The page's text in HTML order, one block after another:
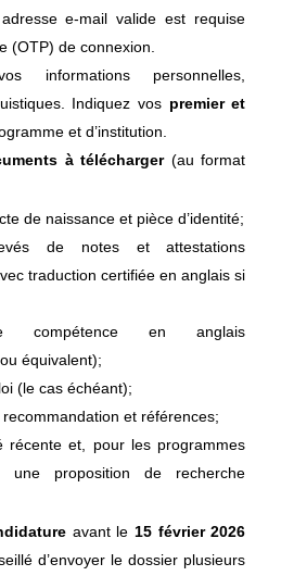
e‑mail valide est requise
(OTP) de connexion.
informations personnelles,
Indiquez vos premier et
et d’institution.
à télécharger(au format
de naissance et pièce d’identité;
de notes et attestations
traduction certifiée en anglais si
compétence en anglais
équivalent);
(le cas échéant);
et références;
récente et, pour les programmes
une proposition de recherche
avant le 15 février 2026
d’envoyer le dossier plusieurs